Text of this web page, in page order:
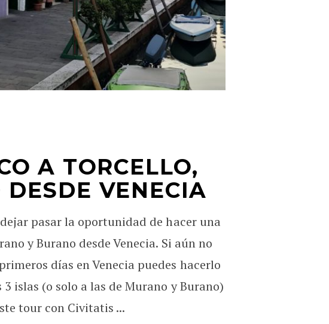
A TORCELLO,
VENECIA
pasar la oportunidad de hacer una
y Burano desde Venecia. Si aún no
días en Venecia puedes hacerlo
islas (o solo a las de Murano y Burano)
tour con Civitatis ...